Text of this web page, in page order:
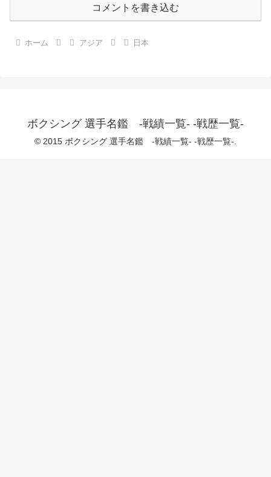
コメントを書き込む
ホーム アジア 日本
ボクシング 選手名鑑 -戦績一覧- -戦歴一覧-
© 2015 ボクシング 選手名鑑 -戦績一覧- -戦歴一覧-.